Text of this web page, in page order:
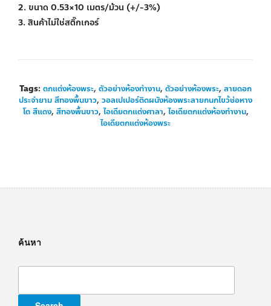
2. ขนาด 0.53×10 เมตร/ม้วน (+/-3%)
3. สินค้าไม่ใช่สติ๊กเกอร์
Tags: ตกแต่งห้องพระ, ตัวอย่างห้องทำงาน, ตัวอย่างห้องพระ, ลายดอก
ประจำยาม สีทองพื้นขาว, วอลเปเปอร์ติดผนังห้องพระลายกนกไขว้ช่อหาง
โต สีแดง, สีทองพื้นขาว,ไอเดียตกแต่งศาลา,ไอเดียตกแต่งห้องทำงาน,
ไอเดียตกแต่งห้องพระ
ค้นหา